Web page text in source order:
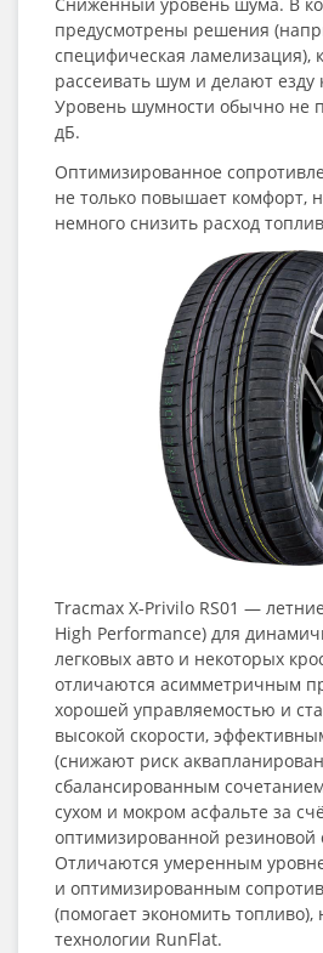
Сниженный уровень шума. В
предусмотрены решения
специфическая ламелизация),
рассеивать шум и делают езду
Уровень шумности обычно не
дБ.
Оптимизированное
не только повышает комфорт,
немного снизить расход
Tracmax X‑Privilo RS01 —
High Performance) для
легковых авто и некоторых
отличаются асимметричным
хорошей управляемостью и
высокой скорости,
(снижают риск
сбалансированным
сухом и мокром асфальте за
оптимизированной резиновой
Отличаются умеренным
и оптимизированным
(помогает экономить
технологии RunFlat.